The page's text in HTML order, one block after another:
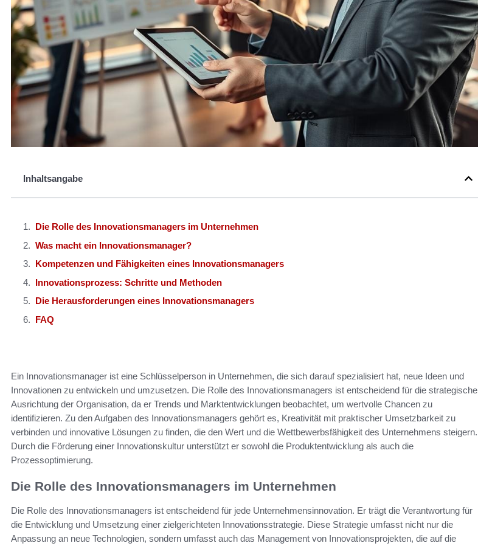
Inhaltsangabe
Die Rolle des Innovationsmanagers im Unternehmen
Was macht ein Innovationsmanager?
Kompetenzen und Fähigkeiten eines Innovationsmanagers
Innovationsprozess: Schritte und Methoden
Die Herausforderungen eines Innovationsmanagers
FAQ
Ein Innovationsmanager ist eine Schlüsselperson in Unternehmen, die sich darauf spezialisiert hat, neue Ideen und
Innovationen zu entwickeln und umzusetzen. Die Rolle des Innovationsmanagers ist entscheidend für die strategische
Ausrichtung der Organisation, da er Trends und Marktentwicklungen beobachtet, um wertvolle Chancen zu
identifizieren. Zu den Aufgaben des Innovationsmanagers gehört es, Kreativität mit praktischer Umsetzbarkeit zu
verbinden und innovative Lösungen zu finden, die den Wert und die Wettbewerbsfähigkeit des Unternehmens steigern.
Durch die Förderung einer Innovationskultur unterstützt er sowohl die Produktentwicklung als auch die
Prozessoptimierung.
Die Rolle des Innovationsmanagers im Unternehmen
Die Rolle des Innovationsmanagers ist entscheidend für jede Unternehmensinnovation. Er trägt die Verantwortung für
die Entwicklung und Umsetzung einer zielgerichteten Innovationsstrategie. Diese Strategie umfasst nicht nur die
Anpassung an neue Technologien, sondern umfasst auch das Management von Innovationsprojekten, die auf die